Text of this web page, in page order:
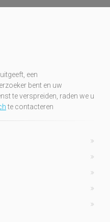
een
bent en uw
te verspreiden, raden we u
te contacteren